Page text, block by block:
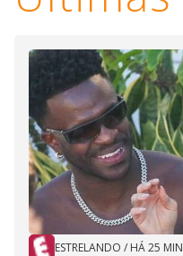
ESTRELANDO / HÁ 25